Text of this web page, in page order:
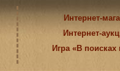
Интернет-
Интернет-
Игра «В поисках